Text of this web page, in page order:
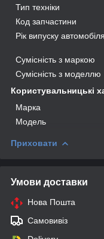
Тип техніки
Код запчастини
Рік випуску автомобіля
Сумісність з маркою
Сумісність з моделлю
Користувальницькі
Марка
Модель
Приховати
Умови доставки
Нова Пошта
Самовивіз